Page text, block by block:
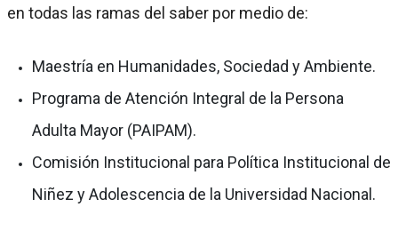
en todas las ramas del saber por medio de:
Maestría en Humanidades, Sociedad y Ambiente.
Programa de Atención Integral de la Persona
Adulta Mayor (PAIPAM).
Comisión Institucional para Política Institucional de
Niñez y Adolescencia de la Universidad Nacional.